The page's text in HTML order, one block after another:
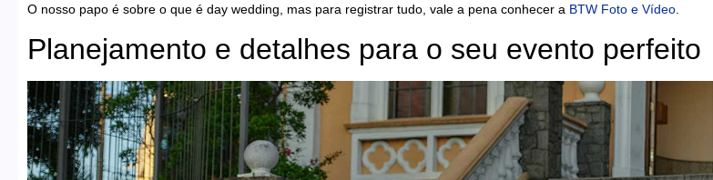
O nosso papo é sobre o que é day wedding, mas para registrar tudo, vale a pena conhecer a BTW Foto e Vídeo
Planejamento e detalhes para o seu evento perfeito